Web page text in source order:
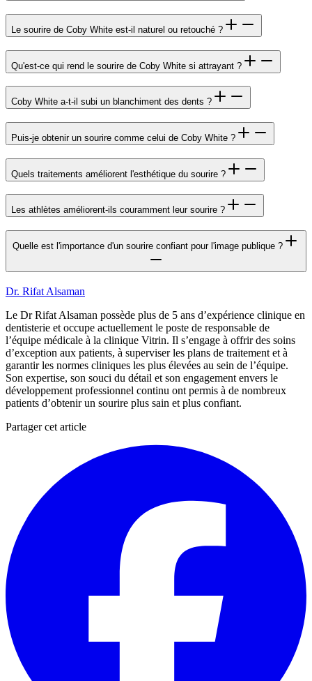
Le sourire de Coby White est-il naturel ou retouché ?
Qu'est-ce qui rend le sourire de Coby White si attrayant ?
Coby White a-t-il subi un blanchiment des dents ?
Puis-je obtenir un sourire comme celui de Coby White ?
Quels traitements améliorent l'esthétique du sourire ?
Les athlètes améliorent-ils couramment leur sourire ?
Quelle est l'importance d'un sourire confiant pour l'image publique ?
Dr. Rifat Alsaman
Le Dr Rifat Alsaman possède plus de 5 ans d’expérience clinique en
dentisterie et occupe actuellement le poste de responsable de
l’équipe médicale à la clinique Vitrin. Il s’engage à offrir des soins
d’exception aux patients, à superviser les plans de traitement et à
garantir les normes cliniques les plus élevées au sein de l’équipe.
Son expertise, son souci du détail et son engagement envers le
développement professionnel continu ont permis à de nombreux
patients d’obtenir un sourire plus sain et plus confiant.
Partager cet article